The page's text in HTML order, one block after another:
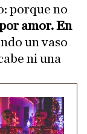
porque no
amor. En
un vaso
ni una